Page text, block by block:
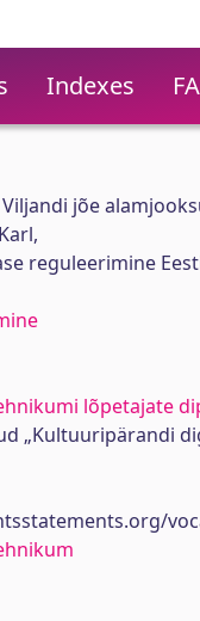
Indexes
jõe
reguleerimine
lõpetajate
„Kultuuripärandi